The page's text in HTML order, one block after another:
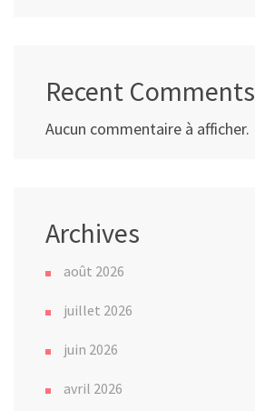
Recent Comments
Aucun commentaire à afficher.
Archives
août 2026
juillet 2026
juin 2026
avril 2026